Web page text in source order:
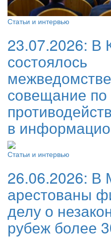
Статьи и интервью
23.07.2026: В
состоялось
совещание
в
Статьи и интервью
26.06.2026: В
арестованы
делу о
рубеж более